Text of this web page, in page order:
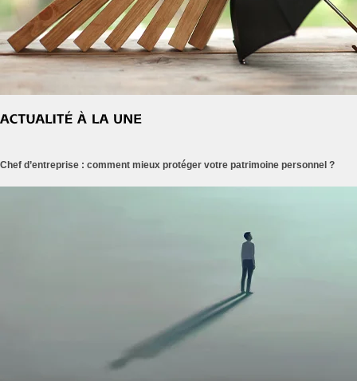
Chef d’entreprise : comment mieux protéger votre patrimoine personnel ?